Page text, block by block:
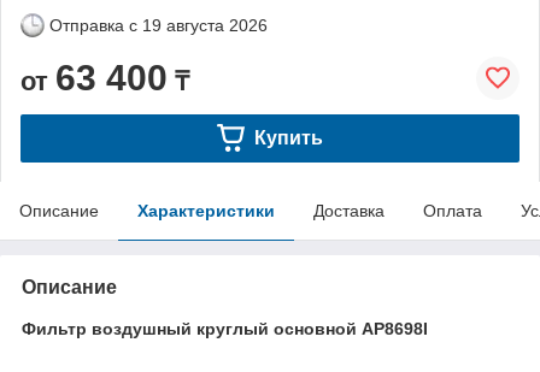
Отправка с 19 августа 2026
от 63 400 ₸
Купить
Описание Характеристики Доставка Оплата
Описание
Фильтр воздушный круглый основной AP8698I